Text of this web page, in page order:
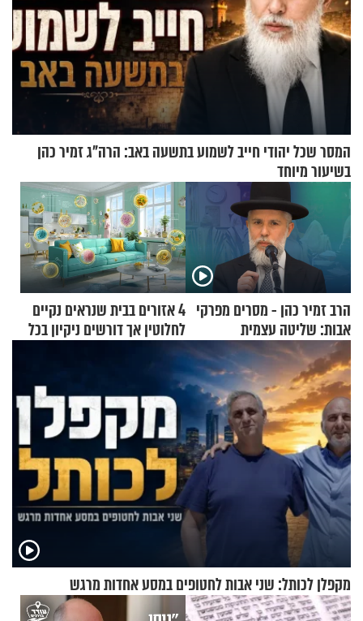
המסר שכל יהודי חייב לשמוע בתשעה באב: הרה"ג זמיר כהן
בשיעור מיוחד
הרב זמיר כהן - מסרים מפרקי
אבות: שליטה עצמית
4 אזורים בבית שנראים נקיים
לחלוטין אך דורשים ניקיון בכל
סוף שבוע
מקפלן לכותל: שני אבות לחטופים במסע אחדות מרגש